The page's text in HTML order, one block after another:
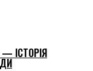
— ІСТОРІЯ